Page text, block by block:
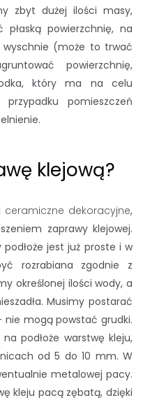
zbyt dużej ilości masy,
powierzchnię, na
wyschnie (może to trwać
powierzchnię,
który ma na celu
pomieszczeń
klejową?
ceramiczne dekoracyjne,
zaprawy klejowej.
jest już proste i w
rozrabiana zgodnie z
określonej ilości wody, a
Musimy postarać
mogą powstać grudki.
podłoże warstwę kleju,
od 5 do 10 mm. W
metalowej pacy.
kleju pacą zębatą, dzięki